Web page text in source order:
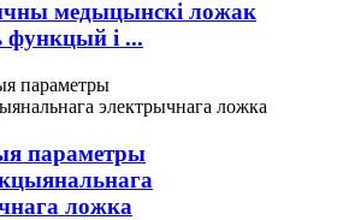
медыцынскі ложак
функцый і ...
параметры
ложка